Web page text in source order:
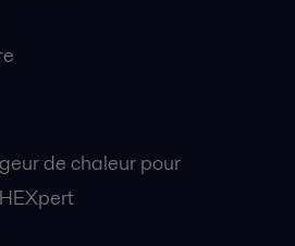
de chaleur pour